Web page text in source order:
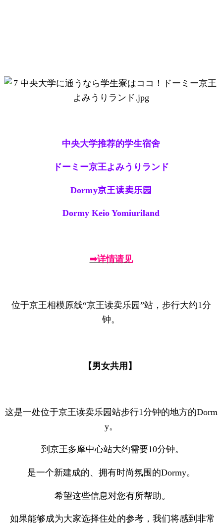
中央大学推荐的学生宿舍
ドーミー京王よみうりランド
Dormy京王读卖乐 园
Dormy Keio Yomiuriland
➡详情请见
位于京王相模原线“京王读卖乐园”站，步行大约1分
钟。
【男女共用】
这是一处位于京王读卖乐园站步行1分钟的地方的Dorm
y。
到京王多摩中心站大约需要10分钟。
是一个新建成的、拥有时尚氛围的Dormy。
希望这些信息对您有所帮助。
如果能够成为大家选择住处的参考，我们将感到非常